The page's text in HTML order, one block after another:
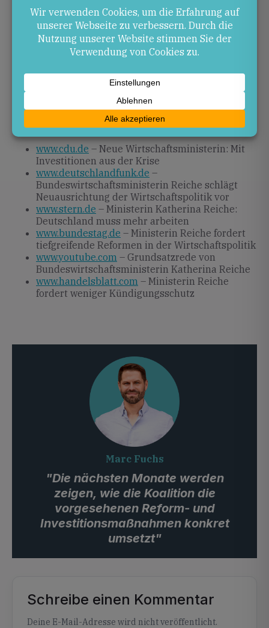
Ausblick
Die nächsten Monate werden zeigen, wie die Koalition
die vorgesehenen Reform- und
Beobachtet werden auch die parlamentarischen
Beratungen und die Resonanz in den Bundesländern.
www.cdu.de – Neue Wirtschaftsministerin: Mit
Investitionen aus der Krise
www.deutschlandfunk.de –
Bundeswirtschaftsministerin Reiche schlägt
Neuausrichtung der Wirtschaftspolitik vor
www.stern.de – Ministerin Katherina Reiche:
Deutschland muss mehr arbeiten
www.bundestag.de – Ministerin Reiche fordert
tiefgreifende Reformen in der Wirtschaftspolitik
www.youtube.com – Grundsatzrede von
Bundeswirtschaftsministerin Katherina Reiche
www.handelsblatt.com – Ministerin Reiche
fordert weniger Kündigungsschutz
Marc Fuchs
"Die nächsten Monate werden
zeigen, wie die Koalition die
vorgesehenen Reform- und
Investitionsmaßnahmen konkret
umsetzt"
Schreibe einen Kommentar
Deine E-Mail-Adresse wird nicht veröffentlicht.
Alternative: